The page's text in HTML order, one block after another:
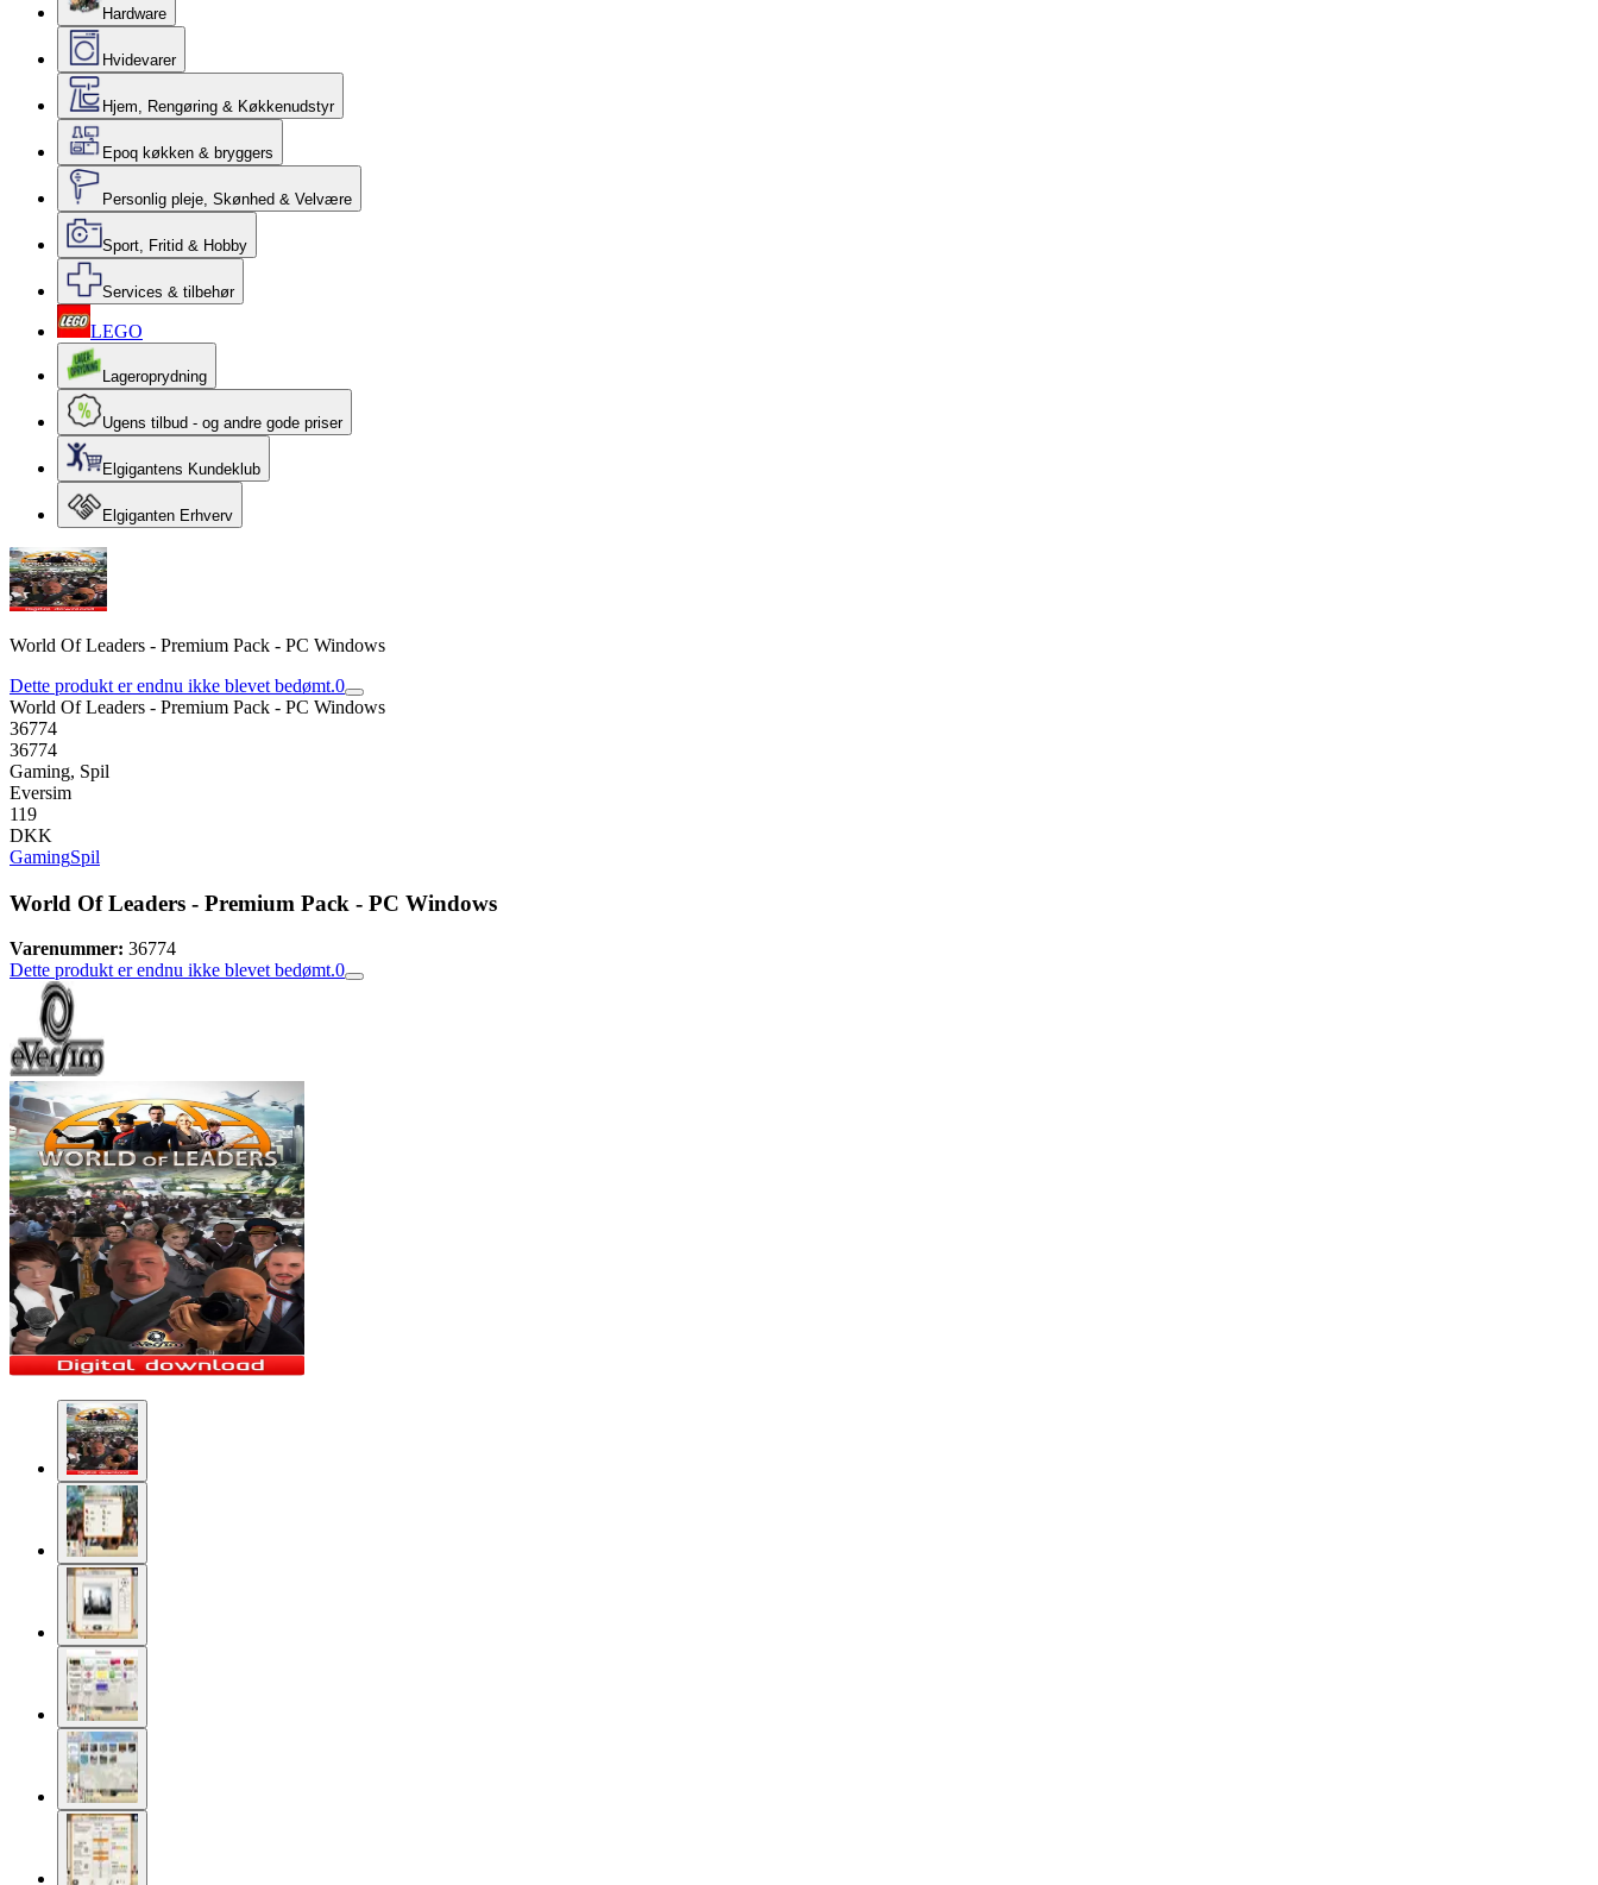
Hardware
Hvidevarer
Hjem, Rengøring & Køkkenudstyr
Epoq køkken & bryggers
Personlig pleje, Skønhed & Velvære
Sport, Fritid & Hobby
Services & tilbehør
LEGO
Lageroprydning
Ugens tilbud - og andre gode priser
Elgigantens Kundeklub
Elgiganten Erhverv
World Of Leaders - Premium Pack - PC Windows
Dette produkt er endnu ikke blevet bedømt.0
World Of Leaders - Premium Pack - PC Windows
36774
36774
Gaming, Spil
Eversim
119
DKK
GamingSpil
World Of Leaders - Premium Pack - PC Windows
Varenummer: 36774
Dette produkt er endnu ikke blevet bedømt.0